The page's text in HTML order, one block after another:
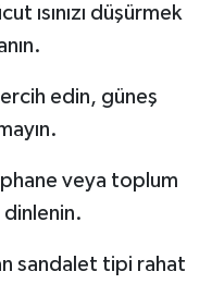
ısınızı düşürmek
edin, güneş
veya toplum
dinlenin.
sandalet tipi rahat